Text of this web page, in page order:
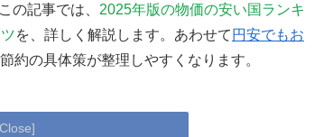
の記事では、 2025年版の物価の安い国ランキ
を、詳しく解説します。あわせて 円安でもお
約の具体策が整理しやすくなります。